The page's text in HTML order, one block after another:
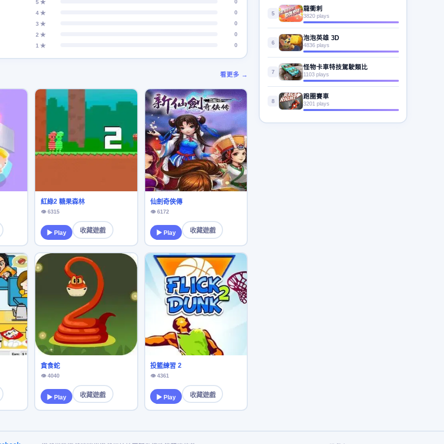
5 ★
0
4 ★
0
3 ★
0
2 ★
0
1 ★
0
看更多 →
紅綠2 糖果森林
👁 6315
▶ Play 收藏遊戲
仙劍奇俠傳
👁 6172
▶ Play 收藏遊戲
貪食蛇
👁 4040
▶ Play 收藏遊戲
投籃練習 2
👁 4361
▶ Play 收藏遊戲
5
龍衝刺
3820 plays
6
泡泡英雄 3D
4836 plays
7
怪物卡車特技駕駛類比
1103 plays
8
跑圈賽車
3201 plays